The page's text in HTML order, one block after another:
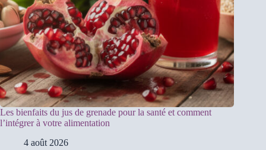
Les bienfaits du jus de grenade pour la santé et comment
l’intégrer à votre alimentation
4 août 2026